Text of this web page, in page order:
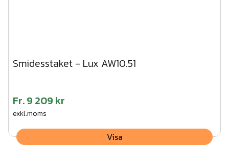
Smidesstaket - Lux AW10.51
Fr.9 209 kr
exkl.moms
Visa